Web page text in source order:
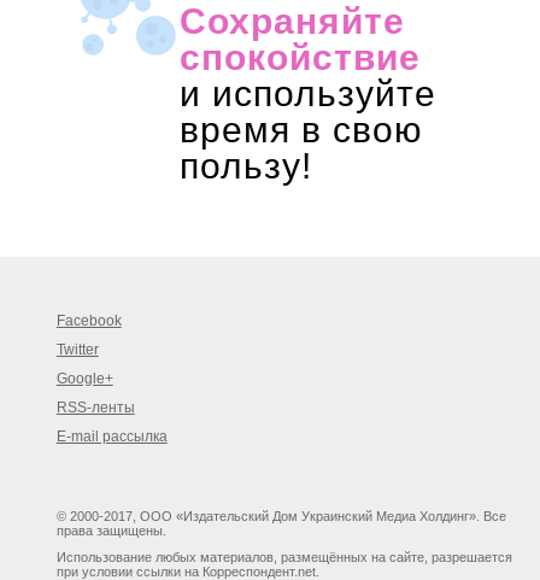
Сохраняйте
спокойствие
и используйте
время в свою
пользу!
Facebook
Twitter
Google+
RSS-ленты
E-mail рассылка
© 2000-2017, ООО «Издательский Дом Украинский Медиа Холдинг». Все
права защищены.
Использование любых материалов, размещённых на сайте, разрешается
при условии ссылки на Корреспондент.net.